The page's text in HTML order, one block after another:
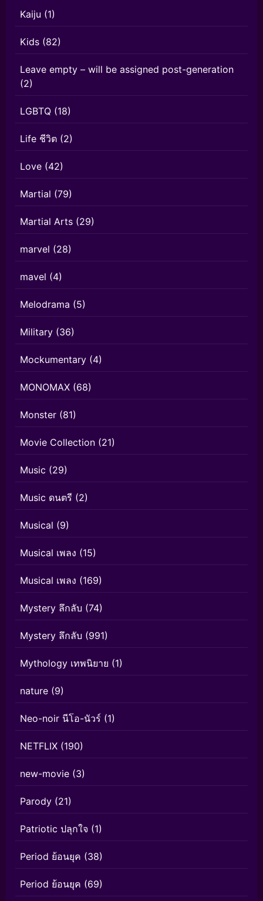
Kaiju (1)
Kids (82)
Leave empty – will be assigned post-generation
(2)
LGBTQ (18)
Life ชีวิต (2)
Love (42)
Martial (79)
Martial Arts (29)
marvel (28)
mavel (4)
Melodrama (5)
Military (36)
Mockumentary (4)
MONOMAX (68)
Monster (81)
Movie Collection (21)
Music (29)
Music ดนตรี (2)
Musical (9)
Musical เพลง (15)
Musical เพลง (169)
Mystery ลึกลับ (74)
Mystery ลึกลับ (991)
Mythology เทพนิยาย (1)
nature (9)
Neo-noir นีโอ-นัวร์ (1)
NETFLIX (190)
new-movie (3)
Parody (21)
Patriotic ปลุกใจ (1)
Period ย้อนยุค (38)
Period ย้อนยุค (69)